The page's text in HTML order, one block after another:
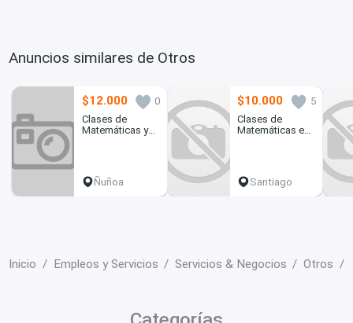
Anuncios similares de Otros
$12.000
0
Clases de
Matemáticas y
Ñuñoa
$10.000
5
Clases de
Matemáticas en
Santiago
Inicio Empleos y Servicios Servicios & Negocios Otros